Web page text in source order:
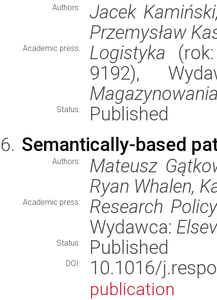
Authors:
Jacek
Przemysław
Academic press: Logistyka
9192),
Status:
Published
Semantically-based
Authors:
Mateusz
Ryan Whalen,
Academic press:
Research Policy
Wydawca:
Status: Published
DOI: 10.1016/
publication